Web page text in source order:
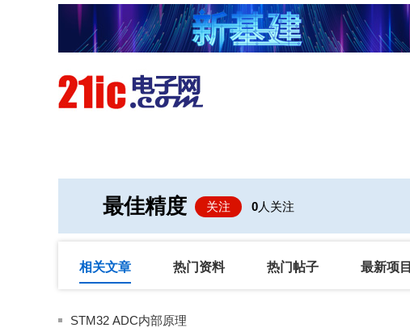
最佳精度 关注 0人关注
相关文章 热门资料 热门帖子 最新项目
STM32 ADC内部原理